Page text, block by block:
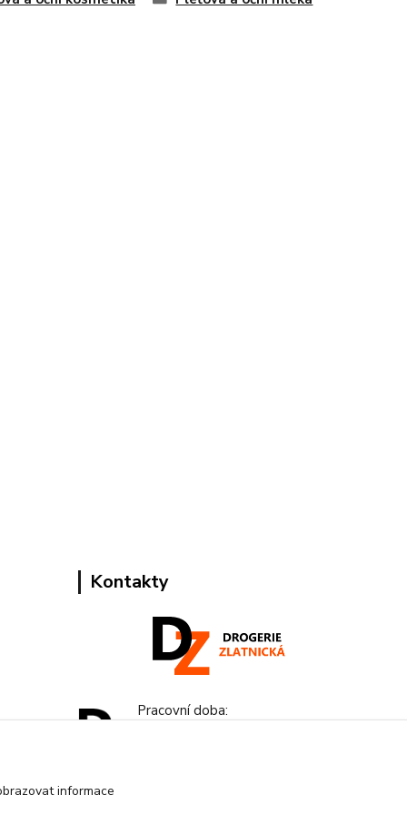
Kontakty
Pracovní doba:
info@drogeriezlatnicka.cz
informace